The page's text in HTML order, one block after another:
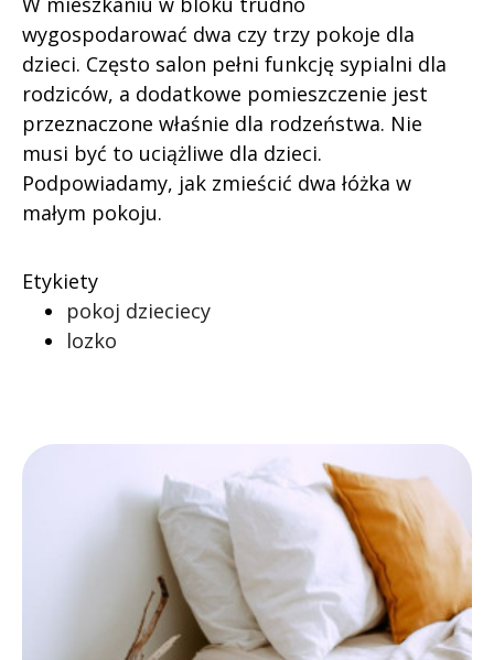
wygospodarować dwa czy trzy pokoje dla
dzieci. Często salon pełni funkcję sypialni dla
rodziców, a dodatkowe pomieszczenie jest
przeznaczone właśnie dla rodzeństwa. Nie
musi być to uciążliwe dla dzieci.
Podpowiadamy, jak zmieścić dwa łóżka w
małym pokoju.
Etykiety
pokoj dzieciecy
lozko